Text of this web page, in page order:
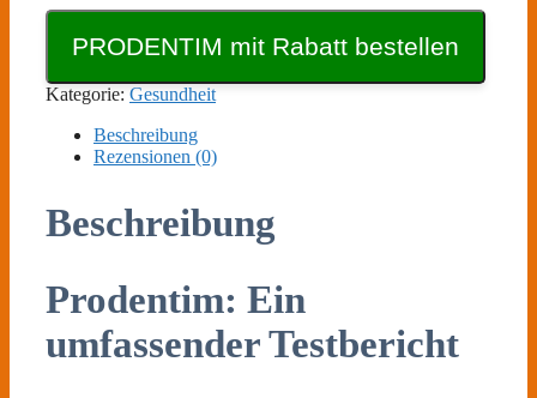
59,00 €39,00 €.
PRODENTIM mit Rabatt bestellen
Kategorie: Gesundheit
Beschreibung
Rezensionen (0)
Beschreibung
Prodentim: Ein
umfassender Testbericht